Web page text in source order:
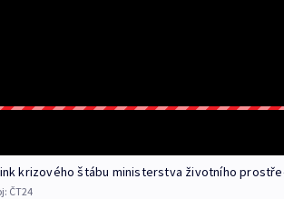
krizového štábu ministerstva životního
ČT24